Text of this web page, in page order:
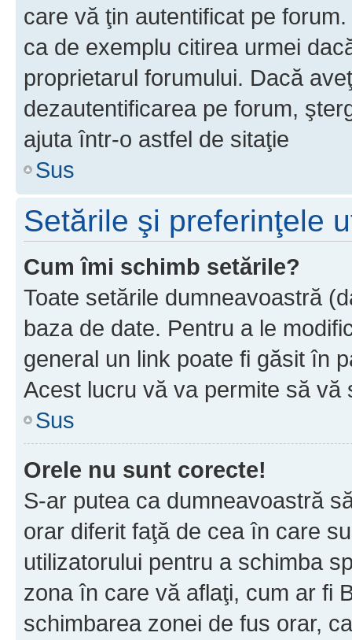
care vă ţin autentificat pe
ca de exemplu citirea urmei
proprietarul forumului. Dacă
dezautentificarea pe forum,
ajuta într-o astfel de sitaţie
Sus
Setările şi preferinţele
Cum îmi schimb setările?
Toate setările dumneavoastră
baza de date. Pentru a le
general un link poate fi găsit în
Acest lucru vă va permite să vă
Sus
Orele nu sunt corecte!
S-ar putea ca dumneavoastră
orar diferit faţă de cea în care
utilizatorului pentru a schimba
zona în care vă aflaţi, cum ar fi
schimbarea zonei de fus orar,